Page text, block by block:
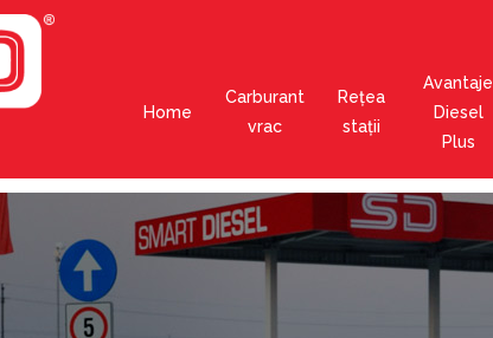
Home
Carburant
vrac
Rețea
stații
Avantaje
Diesel
Plus